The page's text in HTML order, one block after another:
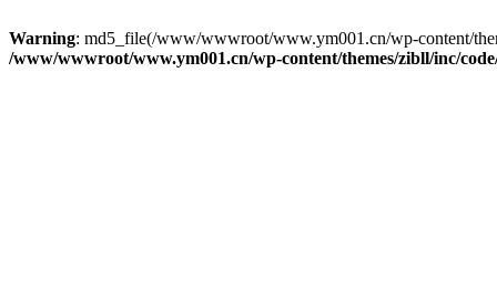
Warning: md5_file(/www/wwwroot/www.ym001.cn/wp-content/
/www/wwwroot/www.ym001.cn/wp-content/themes/zibll/inc/